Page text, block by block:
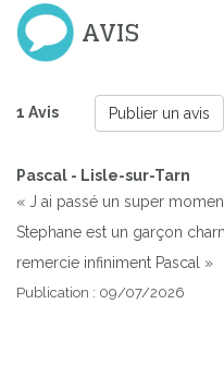
AVIS
1 Avis Publier un avis
Pascal - Lisle-sur-Tarn
« J ai passé un super
Stephane est un garçon
remercie infiniment Pascal »
Publication : 09/07/2026